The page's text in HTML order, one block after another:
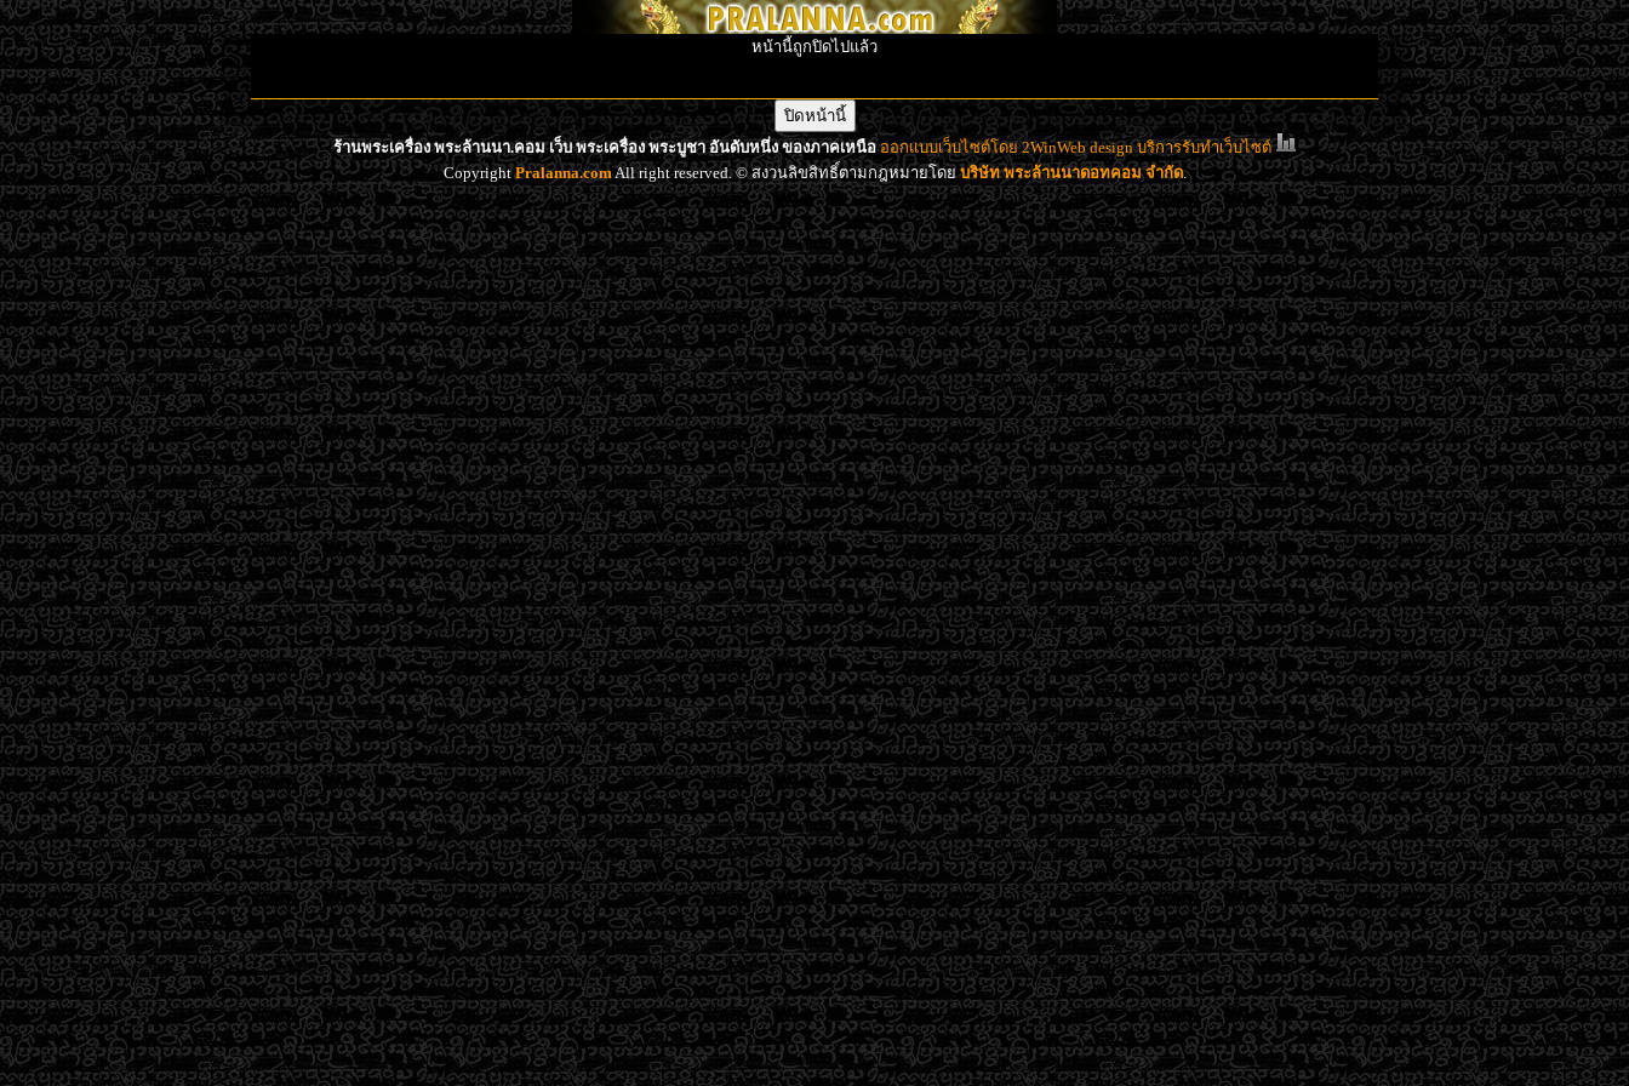
หน้านี้ถูกปิดไปแล้ว
ร้านพระเครื่อง พระล้านนา.คอม เว็บ พระเครื่อง พระบูชา อันดับหนึ่ง ของภาคเหนือออกแบบเว็บไซต์โดย 2WinWeb design บริการรับทำเว็บไซต์
CopyrightPralanna.comAll right reserved. © สงวนลิขสิทธิ์ตามกฎหมายโดยบริษัท พระล้านนาดอทคอม จำกัด.